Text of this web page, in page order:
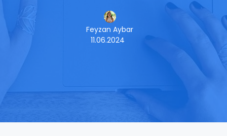
Feyzan Aybar
11.06.2024